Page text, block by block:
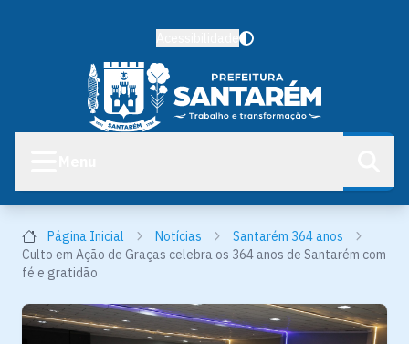
Página Inicial Notícias
Santarém 364 anos
Culto em Ação de Graças celebra os 364 anos de Santarém com
fé e gratidão